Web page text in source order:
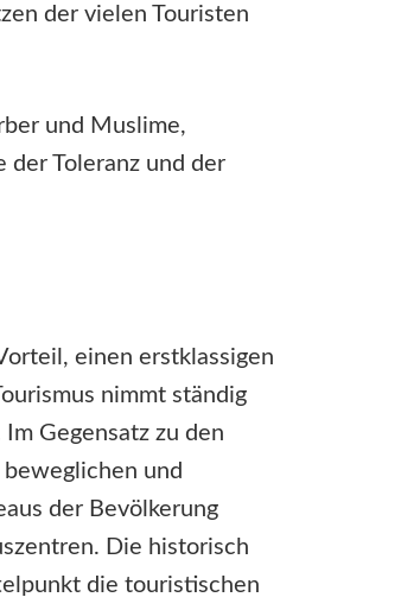
der vielen Touristen
und Muslime,
der Toleranz und der
einen erstklassigen
nimmt ständig
Gegensatz zu den
und
der Bevölkerung
Die historisch
die touristischen